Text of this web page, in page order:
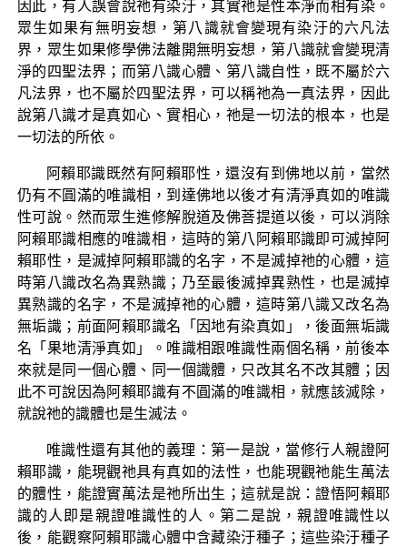
因此，有人誤會說祂有染汙，其實祂是性本淨而相有染。
眾生如果有無明妄想，第八識就會變現有染汙的六凡法
界，眾生如果修學佛法離開無明妄想，第八識就會變現清
淨的四聖法界；而第八識心體、第八識自性，既不屬於六
凡法界，也不屬於四聖法界，可以稱祂為一真法界，因此
說第八識才是真如心、實相心，祂是一切法的根本，也是
一切法的所依。
阿賴耶識既然有阿賴耶性，還沒有到佛地以前，當然
仍有不圓滿的唯識相，到達佛地以後才有清淨真如的唯識
性可說。然而眾生進修解脫道及佛菩提道以後，可以消除
阿賴耶識相應的唯識相，這時的第八阿賴耶識即可滅掉阿
賴耶性，是滅掉阿賴耶識的名字，不是滅掉祂的心體，這
時第八識改名為異熟識；乃至最後滅掉異熟性，也是滅掉
異熟識的名字，不是滅掉祂的心體，這時第八識又改名為
無垢識；前面阿賴耶識名「因地有染真如」，後面無垢識
名「果地清淨真如」。唯識相跟唯識性兩個名稱，前後本
來就是同一個心體、同一個識體，只改其名不改其體；因
此不可說因為阿賴耶識有不圓滿的唯識相，就應該滅除，
就說祂的識體也是生滅法。
唯識性還有其他的義理：第一是說，當修行人親證阿
賴耶識，能現觀祂具有真如的法性，也能現觀祂能生萬法
的體性，能證實萬法是祂所出生；這就是說：證悟阿賴耶
識的人即是親證唯識性的人。第二是說，親證唯識性以
後，能觀察阿賴耶識心體中含藏染汙種子；這些染汙種子